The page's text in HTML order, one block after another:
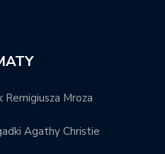
Remigiusza Mroza
Agathy Christie